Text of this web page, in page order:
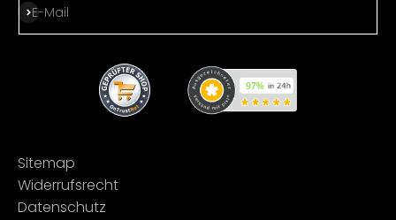
E-Mail
Abonnieren
Sitemap
Widerrufsrecht
Datenschutz